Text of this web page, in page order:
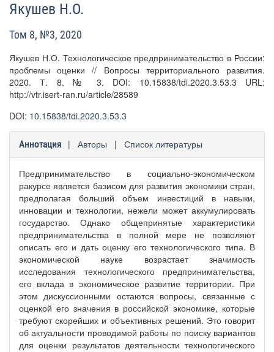
Якушев Н.О.
Том 8, №3, 2020
Якушев Н.О. Технологическое предпринимательство в России:
проблемы оценки // Вопросы территориального развития.
2020. Т. 8. № 3. DOI: 10.15838/tdi.2020.3.53.3 URL:
http://vtr.isert-ran.ru/article/28589
DOI: 10.15838/tdi.2020.3.53.3
Аннотация | Авторы | Список литературы
Предпринимательство в социально-экономическом
ракурсе является базисом для развития экономики стран,
предполагая больший объем инвестиций в навыки,
инновации и технологии, нежели может аккумулировать
государство. Однако общепринятые характеристики
предпринимательства в полной мере не позволяют
описать его и дать оценку его технологического типа. В
экономической науке возрастает значимость
исследования технологического предпринимательства,
его вклада в экономическое развитие территории. При
этом дискуссионными остаются вопросы, связанные с
оценкой его значения в российской экономике, которые
требуют скорейших и объективных решений. Это говорит
об актуальности проводимой работы по поиску вариантов
для оценки результатов деятельности технологического